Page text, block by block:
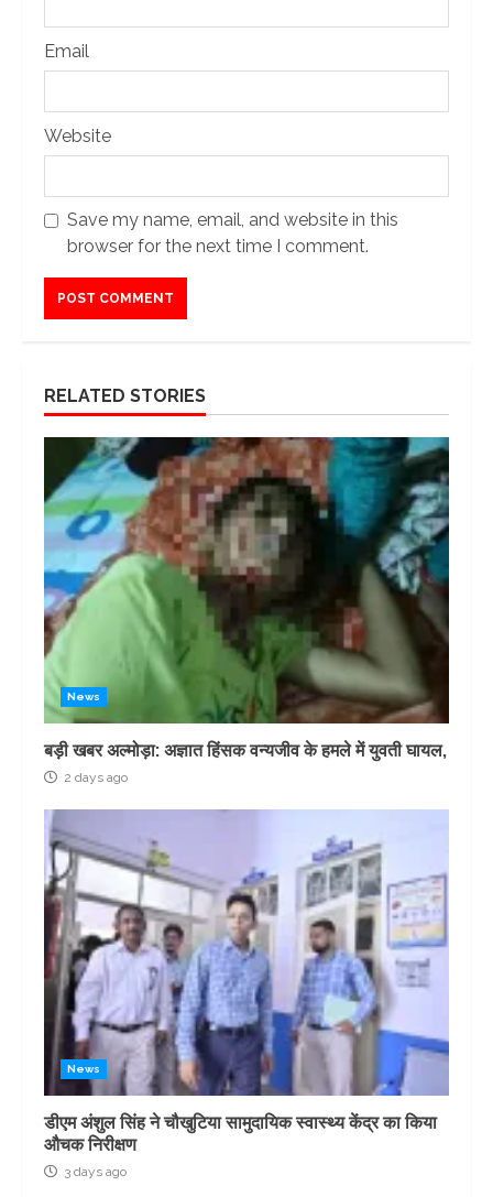
Email
Website
Save my name, email, and website in this
browser for the next time I comment.
RELATED STORIES
News
बड़ी खबर अल्मोड़ा: अज्ञात हिंसक वन्यजीव के हमले में युवती घायल,
2 days ago
News
डीएम अंशुल सिंह ने चौखुटिया सामुदायिक स्वास्थ्य केंद्र का किया
औचक निरीक्षण
3 days ago